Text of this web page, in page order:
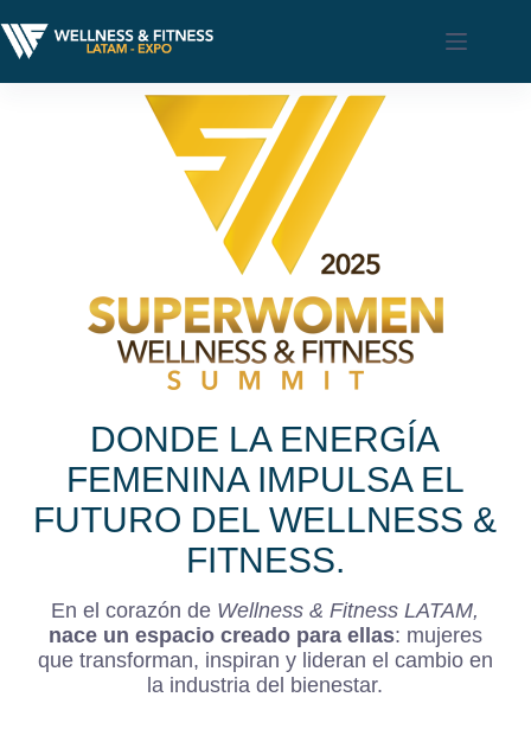
DONDE LA ENERGÍA
FEMENINA IMPULSA EL
FUTURO DEL WELLNESS &
FITNESS.
En el corazón de Wellness & Fitness LATAM,
nace un espacio creado para ellas: mujeres
que transforman, inspiran y lideran el cambio en
la industria del bienestar.